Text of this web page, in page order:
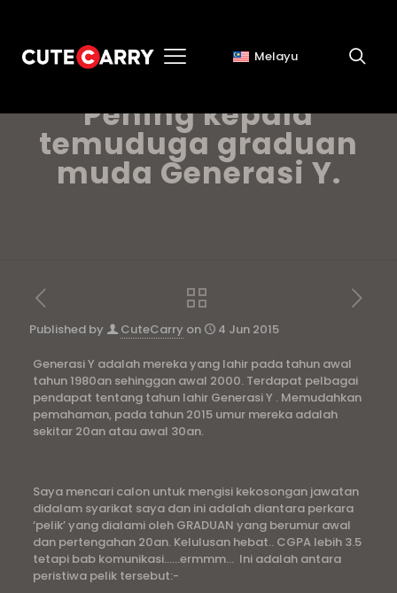
Melayu
Pening kepala
temuduga graduan
muda Generasi Y.
Published by CuteCarry on 4 Jun 2015
Generasi Y adalah mereka yang lahir pada tahun awal
tahun 1980an sehinggan awal 2000. Terdapat pelbagai
pendapat tentang tahun lahir Generasi Y . Memudahkan
pemahaman, pada tahun 2015 umur mereka adalah
sekitar 20an atau awal 30an.
Saya mencari calon untuk mengisi kekosongan jawatan
didalam syarikat saya dan ini adalah diantara perkara
‘pelik’ yang dialami oleh GRADUAN yang berumur awal
dan pertengahan 20an. Kelulusan hebat.. CGPA lebih 3.5
tetapi bab komunikasi……ermmm… Ini adalah antara
peristiwa pelik tersebut:-